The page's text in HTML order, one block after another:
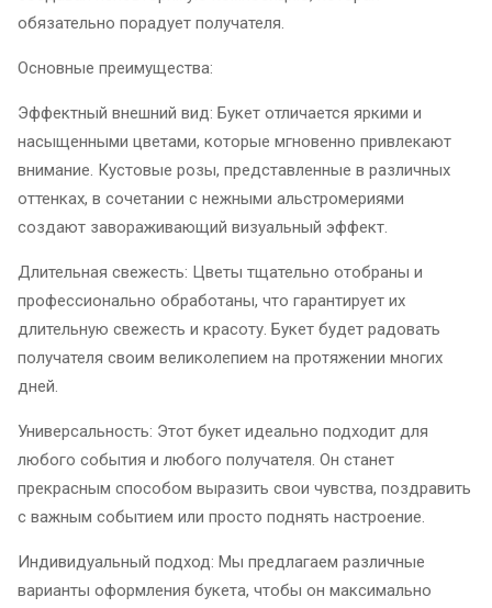
обязательно порадует получателя.
Основные преимущества:
Эффектный внешний вид: Букет отличается яркими и
насыщенными цветами, которые мгновенно привлекают
внимание. Кустовые розы, представленные в различных
оттенках, в сочетании с нежными альстромериями
создают завораживающий визуальный эффект.
Длительная свежесть: Цветы тщательно отобраны и
профессионально обработаны, что гарантирует их
длительную свежесть и красоту. Букет будет радовать
получателя своим великолепием на протяжении многих
дней.
Универсальность: Этот букет идеально подходит для
любого события и любого получателя. Он станет
прекрасным способом выразить свои чувства, поздравить
с важным событием или просто поднять настроение.
Индивидуальный подход: Мы предлагаем различные
варианты оформления букета, чтобы он максимально